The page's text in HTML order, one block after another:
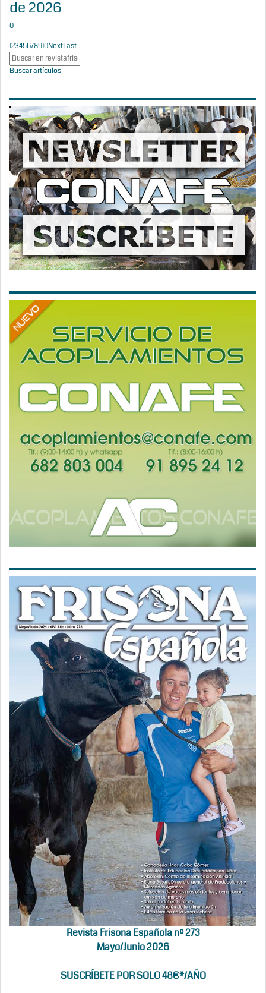
de 2026
0
12345678910NextLast
Buscar artículos
Revista Frisona Española nº 273
Mayo/Junio 2026
SUSCRÍBETE POR SOLO 48€*/AÑO